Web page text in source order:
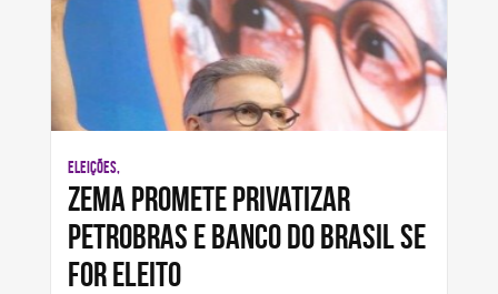
ELEIÇÕES,
Zema promete privatizar
Petrobras e Banco do Brasil se
for eleito